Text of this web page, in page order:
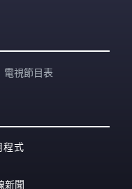
電視節目表
程式
新聞